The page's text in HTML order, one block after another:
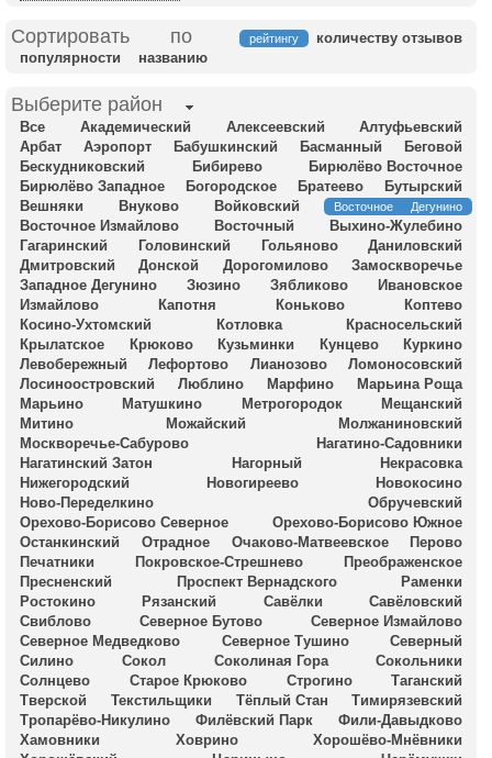
Сортировать по рейтингу
количеству отзывов
популярности
названию
Выберите район
Все Академический Алексеевский
Алтуфьевский
Арбат
Аэропорт Бабушкинский Басманный
Беговой
Бескудниковский
Бибирево
Бирюлёво Восточное
Бирюлёво Западное
Богородское Братеево
Бутырский
Вешняки
Внуково Войковский Восточное Дегунино
Восточное Измайлово Восточный
Выхино-Жулебино
Гагаринский
Головинский Гольяново
Даниловский
Дмитровский
Донской Дорогомилово
Замоскворечье
Западное Дегунино
Зюзино Зябликово
Ивановское
Измайлово
Капотня Коньково
Коптево
Косино-Ухтомский
Котловка
Красносельский
Крылатское
Крюково Кузьминки Кунцево
Куркино
Левобережный
Лефортово Лианозово
Ломоносовский
Лосиноостровский
Люблино Марфино
Марьина Роща
Марьино
Матушкино Метрогородок
Мещанский
Митино
Можайский
Молжаниновский
Москворечье-Сабурово
Нагатино-Садовники
Нагатинский Затон
Нагорный
Некрасовка
Нижегородский
Новогиреево
Новокосино
Ново-Переделкино
Обручевский
Орехово-Борисово Северное
Орехово-Борисово Южное
Останкинский
Отрадное Очаково-Матвеевское
Перово
Печатники
Покровское-Стрешнево
Преображенское
Пресненский
Проспект Вернадского
Раменки
Ростокино
Рязанский Савёлки
Савёловский
Свиблово
Северное Бутово
Северное Измайлово
Северное Медведково
Северное Тушино
Северный
Силино
Сокол Соколиная Гора
Сокольники
Солнцево
Старое Крюково Строгино
Таганский
Тверской
Текстильщики Тёплый Стан
Тимирязевский
Тропарёво-Никулино
Филёвский Парк
Фили-Давыдково
Хамовники
Ховрино
Хорошёво-Мнёвники